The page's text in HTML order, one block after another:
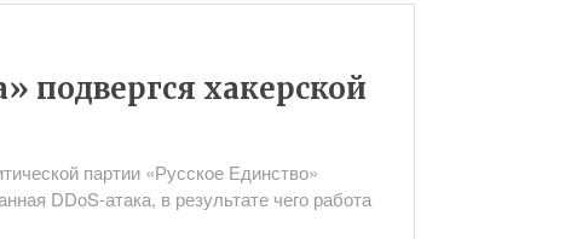
подвергся хакерской
партии «Русское Единство»
DDoS-атака, в результате чего работа